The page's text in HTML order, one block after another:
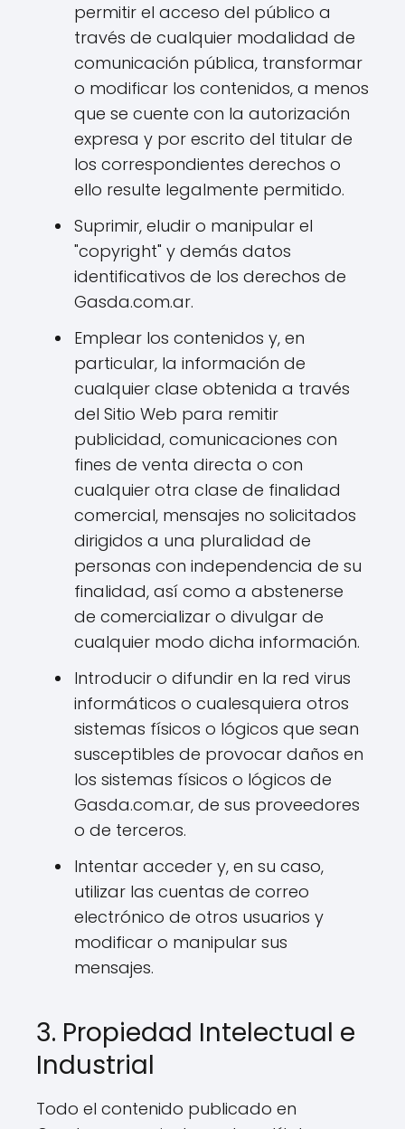
permitir el acceso del público a
través de cualquier modalidad de
comunicación pública, transformar
o modificar los contenidos, a menos
que se cuente con la autorización
expresa y por escrito del titular de
los correspondientes derechos o
ello resulte legalmente permitido.
Suprimir, eludir o manipular el
"copyright" y demás datos
identificativos de los derechos de
Gasda.com.ar.
Emplear los contenidos y, en
particular, la información de
cualquier clase obtenida a través
del Sitio Web para remitir
publicidad, comunicaciones con
fines de venta directa o con
cualquier otra clase de finalidad
comercial, mensajes no solicitados
dirigidos a una pluralidad de
personas con independencia de su
finalidad, así como a abstenerse
de comercializar o divulgar de
cualquier modo dicha información.
Introducir o difundir en la red virus
informáticos o cualesquiera otros
sistemas físicos o lógicos que sean
susceptibles de provocar daños en
los sistemas físicos o lógicos de
Gasda.com.ar, de sus proveedores
o de terceros.
Intentar acceder y, en su caso,
utilizar las cuentas de correo
electrónico de otros usuarios y
modificar o manipular sus
mensajes.
3. Propiedad Intelectual e
Industrial
Todo el contenido publicado en